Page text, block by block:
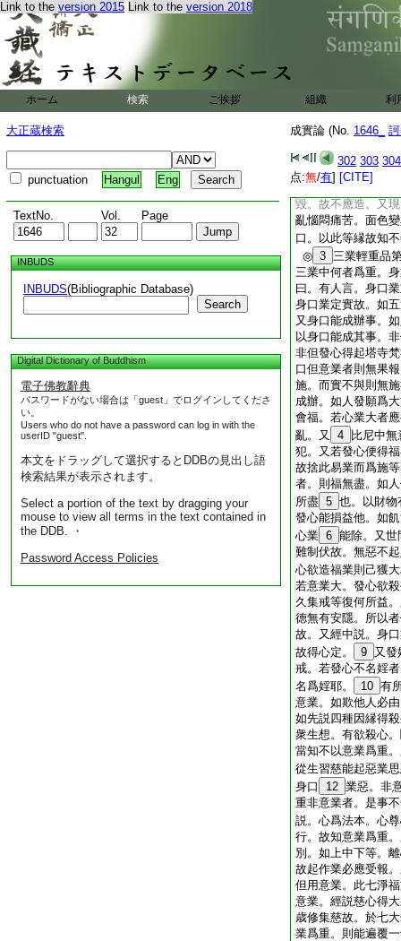
Link to the version 2015 Link to the version 2018
ホーム 検索 ご挨拶 組織 利
大正蔵検索
punctuation Hangul Eng
TextNo. Vol. Page
INBUDS
INBUDS(Bibliographic Database)
Search
Digital Dictionary of Buddhism
電子佛教辭典
パスワードがない場合は「guest」でログインしてくださ
い。
Users who do not have a password can log in with the
userID "guest".
本文をドラッグして選択するとDDBの見出し語
検索結果が表示されます。
Select a portion of the text by dragging your
mouse to view all terms in the text contained in
the DDB. ・
Password Access Policies
成實論 (No. 1646_
302 303 304
点:無/有] [CITE]
身。況他人
果報則著。是故雖
雖少亦能害人。如
惡於人人常不忘。
行不善者苦劇可愍
受惡道苦。又不善
處。如金
18 鎗追
故有智者不應隨也
能害善法故不應隨
應眞賢聖五通神仙
毀。故不應造。又
亂惱悶痛苦。面色
口。以此等縁故知
◎ 3 三業輕重品
三業中何者爲重。
曰。有人言。身口
身口業定實故。如
又身口能成辦事。
以身口能成其事。
非但發心得起塔寺
口但意業者則無果
施。而實不與則無
成辦。如人發願爲
會福。若心業大者
亂。又
4
比尼中
犯。又若發心便得
故捨此易業而爲施
者。則福無盡。如
所盡 5 也。以財物
發心能損益他。如
心業 6 能除。又世
難制伏故。無惡不
心欲造福業則己獲
若意業大。發心欲
久集戒等復何所益
徳無有安隱。所以
故。又經中説。身
故得心定。
9 又發
戒。若發心不名婬
名爲婬耶。
10 有
意業。如欺他人必
如先説四種因縁得
衆生想。有欲殺心
當知不以意業爲重
從生習慈能起惡業
身口
12 業惡。非
重非意業者。是事
説。心爲法本。心
行。故知意業爲重
別。如上中下等。
故起作業必應受報
但用意業。此七淨
意業。經説慈心得
歳修集慈故。於七
業爲重。則能遍覆